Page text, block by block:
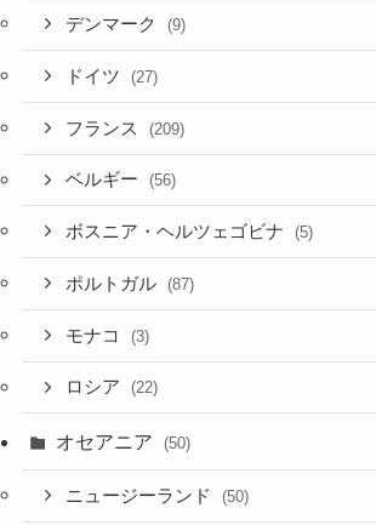
デンマーク (9)
ドイツ (27)
フランス (209)
ベルギー (56)
ボスニア・ヘルツェゴビナ (5)
ポルトガル (87)
モナコ (3)
ロシア (22)
オセアニア (50)
ニュージーランド (50)